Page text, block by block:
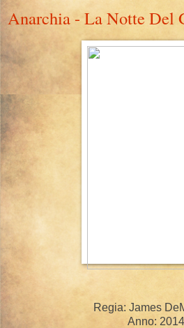
Anarchia - La Notte Del
Regia: James
Anno: 2014